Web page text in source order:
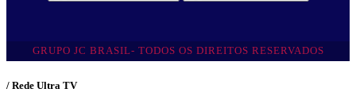
GRUPO JC BRASIL- TODOS OS DIREITOS RESERVADOS
/ Rede Ultra TV